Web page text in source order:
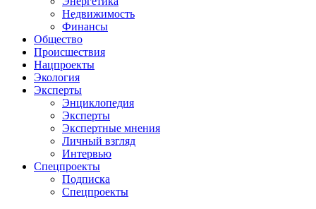
Недвижимость
Финансы
Общество
Происшествия
Нацпроекты
Экология
Эксперты
Энциклопедия
Эксперты
Экспертные мнения
Личный взгляд
Интервью
Спецпроекты
Подписка
Спецпроекты